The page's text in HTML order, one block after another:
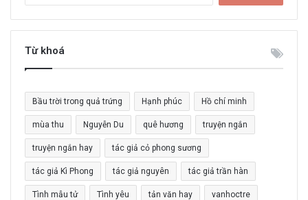
m
k
h
o
:
Từ khoá
Bầu trời trong quả trứng Hạnh phúc Hồ chí minh
mùa thu Nguyễn Du quê hương truyện ngắn
truyện ngắn hay tác giả cỏ phong sương
tác giả Kì Phong tác giả nguyên tác giả trần hàn
Tình mẫu tử Tình yêu tản văn hay vanhoctre